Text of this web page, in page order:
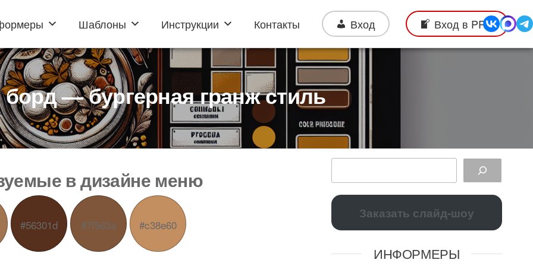
Шаблоны Инструкции Контакты Вход Вход в PRO
— бургерная гранж стиль
в дизайне меню
#56301d #7f563a #c38e60
Заказать слайд-шоу
ИНФОРМЕРЫ